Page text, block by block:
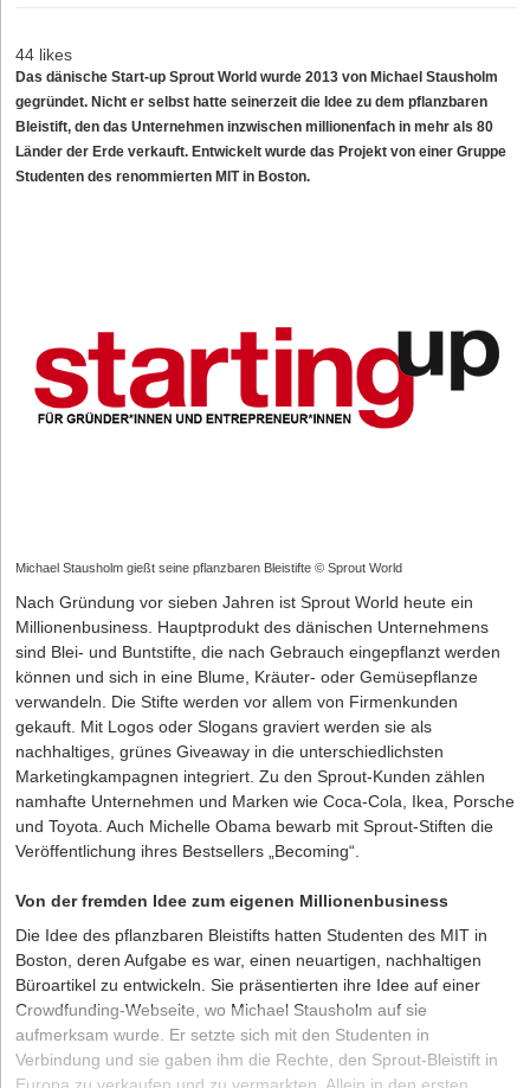
44 likes
Das dänische Start-up Sprout World wurde 2013 von Michael Stausholm
gegründet. Nicht er selbst hatte seinerzeit die Idee zu dem pflanzbaren
Bleistift, den das Unternehmen inzwischen millionenfach in mehr als 80
Länder der Erde verkauft. Entwickelt wurde das Projekt von einer Gruppe
Studenten des renommierten MIT in Boston.
Michael Stausholm gießt seine pflanzbaren Bleistifte © Sprout World
Nach Gründung vor sieben Jahren ist Sprout World heute ein
Millionenbusiness. Hauptprodukt des dänischen Unternehmens
sind Blei- und Buntstifte, die nach Gebrauch eingepflanzt werden
können und sich in eine Blume, Kräuter- oder Gemüsepflanze
verwandeln. Die Stifte werden vor allem von Firmenkunden
gekauft. Mit Logos oder Slogans graviert werden sie als
nachhaltiges, grünes Giveaway in die unterschiedlichsten
Marketingkampagnen integriert. Zu den Sprout-Kunden zählen
namhafte Unternehmen und Marken wie Coca-Cola, Ikea, Porsche
und Toyota. Auch Michelle Obama bewarb mit Sprout-Stiften die
Veröffentlichung ihres Bestsellers „Becoming“.
Von der fremden Idee zum eigenen Millionenbusiness
Die Idee des pflanzbaren Bleistifts hatten Studenten des MIT in
Boston, deren Aufgabe es war, einen neuartigen, nachhaltigen
Büroartikel zu entwickeln. Sie präsentierten ihre Idee auf einer
Crowdfunding-Webseite, wo Michael Stausholm auf sie
aufmerksam wurde. Er setzte sich mit den Studenten in
Verbindung und sie gaben ihm die Rechte, den Sprout-Bleistift in